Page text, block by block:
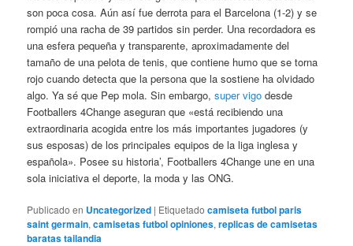
son poca cosa. Aún así fue derrota para el Barcelona (1-2) y se
rompió una racha de 39 partidos sin perder. Una recordadora es
una esfera pequeña y transparente, aproximadamente del
tamaño de una pelota de tenis, que contiene humo que se torna
rojo cuando detecta que la persona que la sostiene ha olvidado
algo. Ya sé que Pep mola. Sin embargo,super vigo desde
Footballers 4Change aseguran que «está recibiendo una
extraordinaria acogida entre los más importantes jugadores (y
sus esposas) de los principales equipos de la liga inglesa y
española». Posee su historia’, Footballers 4Change une en una
sola iniciativa el deporte, la moda y las ONG.
Publicado en Uncategorized | Etiquetado camiseta futbol paris
saint germain,camisetas futbol opiniones,replicas de camisetas
baratas tailandia